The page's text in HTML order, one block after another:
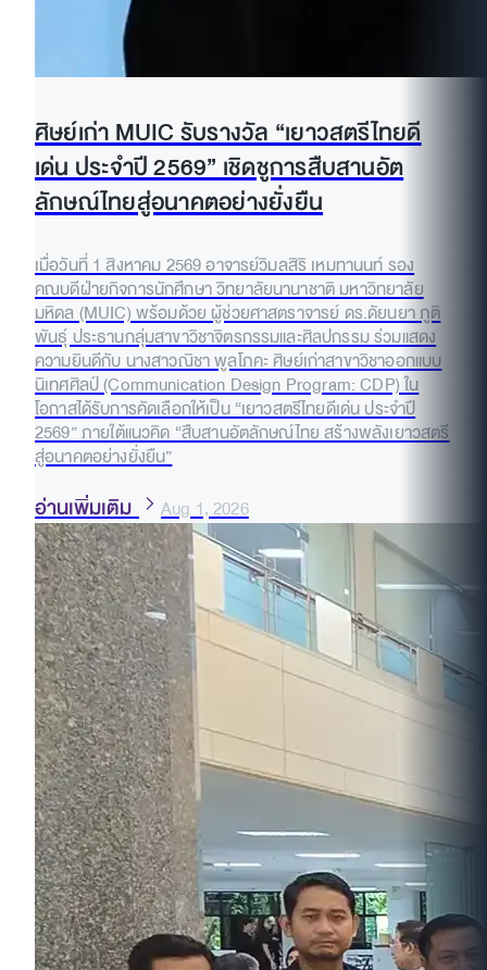
ศิษย์เก่า MUIC รับรางวัล “เยาวสตรีไทยดี
เด่น ประจำปี 2569” เชิดชูการสืบสานอัต
ลักษณ์ไทยสู่อนาคตอย่างยั่งยืน
เมื่อวันที่ 1 สิงหาคม 2569 อาจารย์วิมลสิริ เหมทานนท์ รอง
คณบดีฝ่ายกิจการนักศึกษา วิทยาลัยนานาชาติ มหาวิทยาลัย
มหิดล (MUIC) พร้อมด้วย ผู้ช่วยศาสตราจารย์ ดร.ดัยนยา ภูติ
พันธุ์ ประธานกลุ่มสาขาวิชาจิตรกรรมและศิลปกรรม ร่วมแสดง
ความยินดีกับ นางสาวณิชา พูลโภคะ ศิษย์เก่าสาขาวิชาออกแบบ
นิเทศศิลป์ (Communication Design Program: CDP) ใน
โอกาสได้รับการคัดเลือกให้เป็น “เยาวสตรีไทยดีเด่น ประจำปี
2569” ภายใต้แนวคิด “สืบสานอัตลักษณ์ไทย สร้างพลังเยาวสตรี
สู่อนาคตอย่างยั่งยืน”
อ่านเพิ่มเติม Aug 1, 2026